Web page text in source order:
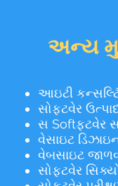
અન્ય
આઇટી
સોફ્ટવેર
સ Softફ્ટવેર
વેસાઇટ
વેબસાઇટ
સોફ્ટવેર